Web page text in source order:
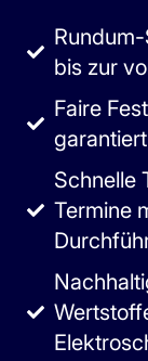
bis zur
Faire
Schnelle
Termine